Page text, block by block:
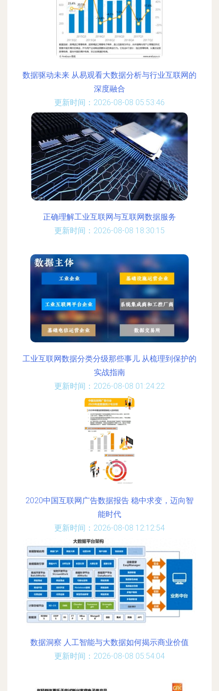
数据驱动未来 从易观看大数据分析与行业互联网的
深度融合
更新时间：2026-08-08 05:53:46
正确理解工业互联网与互联网数据服务
更新时间：2026-08-08 18:30:15
工业互联网数据分类分级那些事儿 从梳理到保护的
实战指南
更新时间：2026-08-08 01:24:22
2020中国互联网广告数据报告 稳中求变，迈向智
能时代
更新时间：2026-08-08 12:12:54
数据洞察 人工智能与大数据如何揭示商业价值
更新时间：2026-08-08 05:54:04